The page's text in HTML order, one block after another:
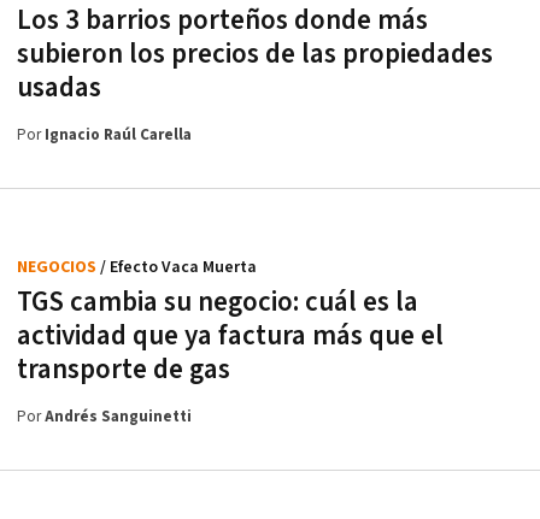
Los 3 barrios porteños donde más
subieron los precios de las propiedades
usadas
PorIgnacio Raúl Carella
TGS cambia su negocio: cuál es la
actividad que ya factura más que el
transporte de gas
NEGOCIOS / Efecto Vaca Muerta
PorAndrés Sanguinetti